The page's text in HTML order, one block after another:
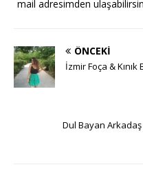
mail adresimden
ÖNCEKI
İzmir Foça &
Dul Bayan